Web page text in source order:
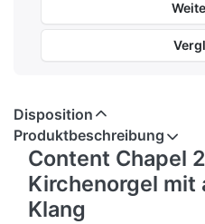
Disposition
Produktbeschreibung
Content Chapel
Kirchenorgel mit
Klang